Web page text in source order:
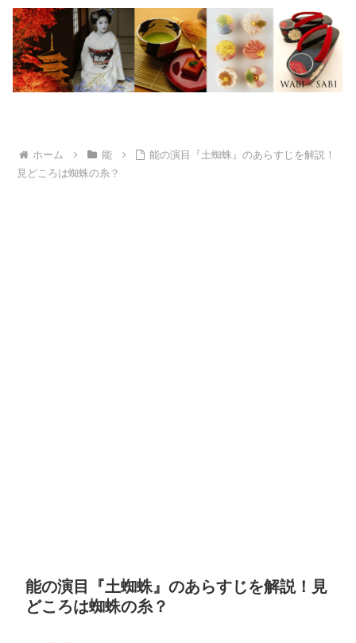
ホーム 能
能の演目『土蜘蛛』のあらすじを解説！
見どころは蜘蛛の糸？
能の演目『土蜘蛛』のあらすじを解説！見
どころは蜘蛛の糸？